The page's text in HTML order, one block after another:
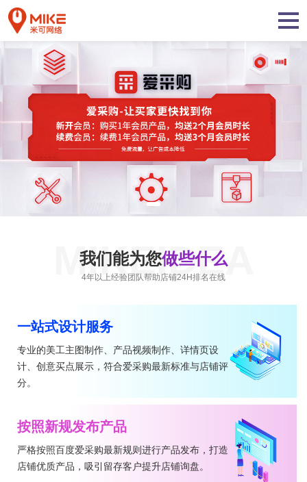
我们能为您做些什么
4年以上经验团队帮助店铺24H排名在线
MIKEIDEA
一站式设计服务
专业的美工主图制作、产品视频制作、详情页设
计、创意买点展示，符合爱采购最新标准与店铺评
分。
按照新规发布产品
严格按照百度爱采购最新规则进行产品发布，打造
店铺优质产品，吸引留存客户提升店铺询盘。